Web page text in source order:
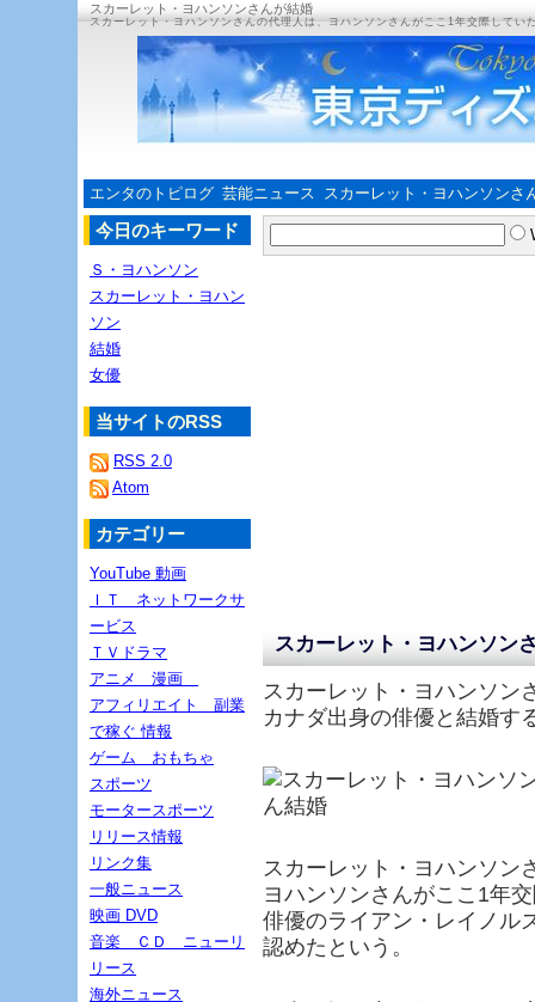
スカーレット・ヨハンソンさんが結婚
スカーレット・ヨハンソンさんの代理人は、ヨハンソンさんがここ1年交際して
エンタのトピログ 芸能ニュース スカーレット・ヨハンソンさ
スカーレット・ヨハンソン
スカーレット・ヨハンソン
カナダ出身の俳優と結婚す
スカーレット・ヨハンソン
ヨハンソンさんがここ1年
俳優のライアン・レイノル
認めたという。
今日のキーワード
Ｓ・ヨハンソン
スカーレット・ヨハン
ソン
結婚
女優
当サイトのRSS
RSS 2.0
Atom
カテゴリー
YouTube 動画
ＩＴ ネットワークサ
ービス
ＴＶドラマ
アニメ 漫画
アフィリエイト 副業
で稼ぐ 情報
ゲーム おもちゃ
スポーツ
モータースポーツ
リリース情報
リンク集
一般ニュース
映画 DVD
音楽 ＣＤ ニューリ
リース
海外ニュース